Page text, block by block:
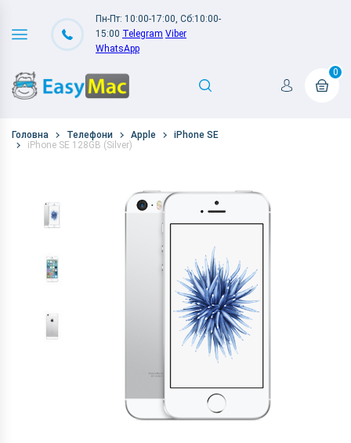
Пн-Пт: 10:00-17:00, Сб:10:00-
15:00 Telegram Viber
WhatsApp
0
Головна Телефони Apple
iPhone SE
iPhone SE 128GB (Silver)